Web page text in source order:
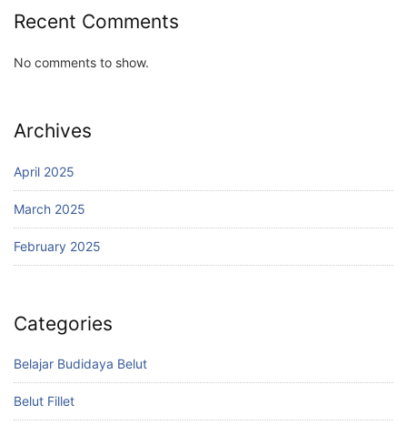
Recent Comments
No comments to show.
Archives
April 2025
March 2025
February 2025
Categories
Belajar Budidaya Belut
Belut Fillet